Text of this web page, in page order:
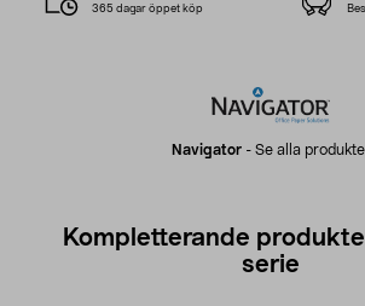
Navigator- Se alla
365 dagar öppet köp
Kompletterande
serie